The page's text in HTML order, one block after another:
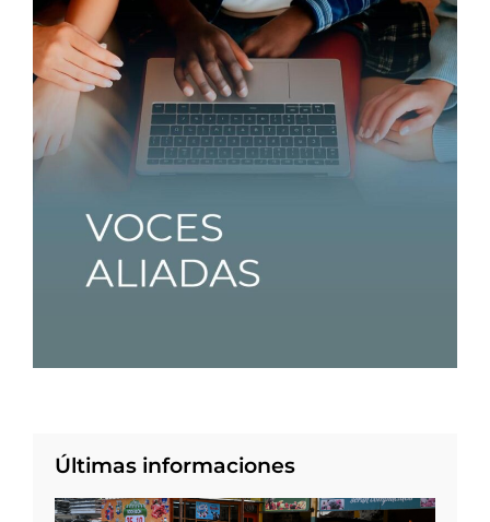
Últimas informaciones